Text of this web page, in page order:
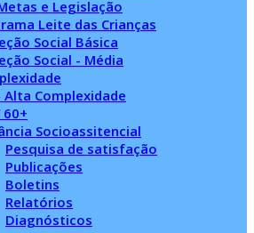
e Legislação
Leite das Crianças
Social Básica
Social - Média
Alta Complexidade
60+
Socioassitencial
Pesquisa de satisfação
Publicações
Boletins
Relatórios
Diagnósticos